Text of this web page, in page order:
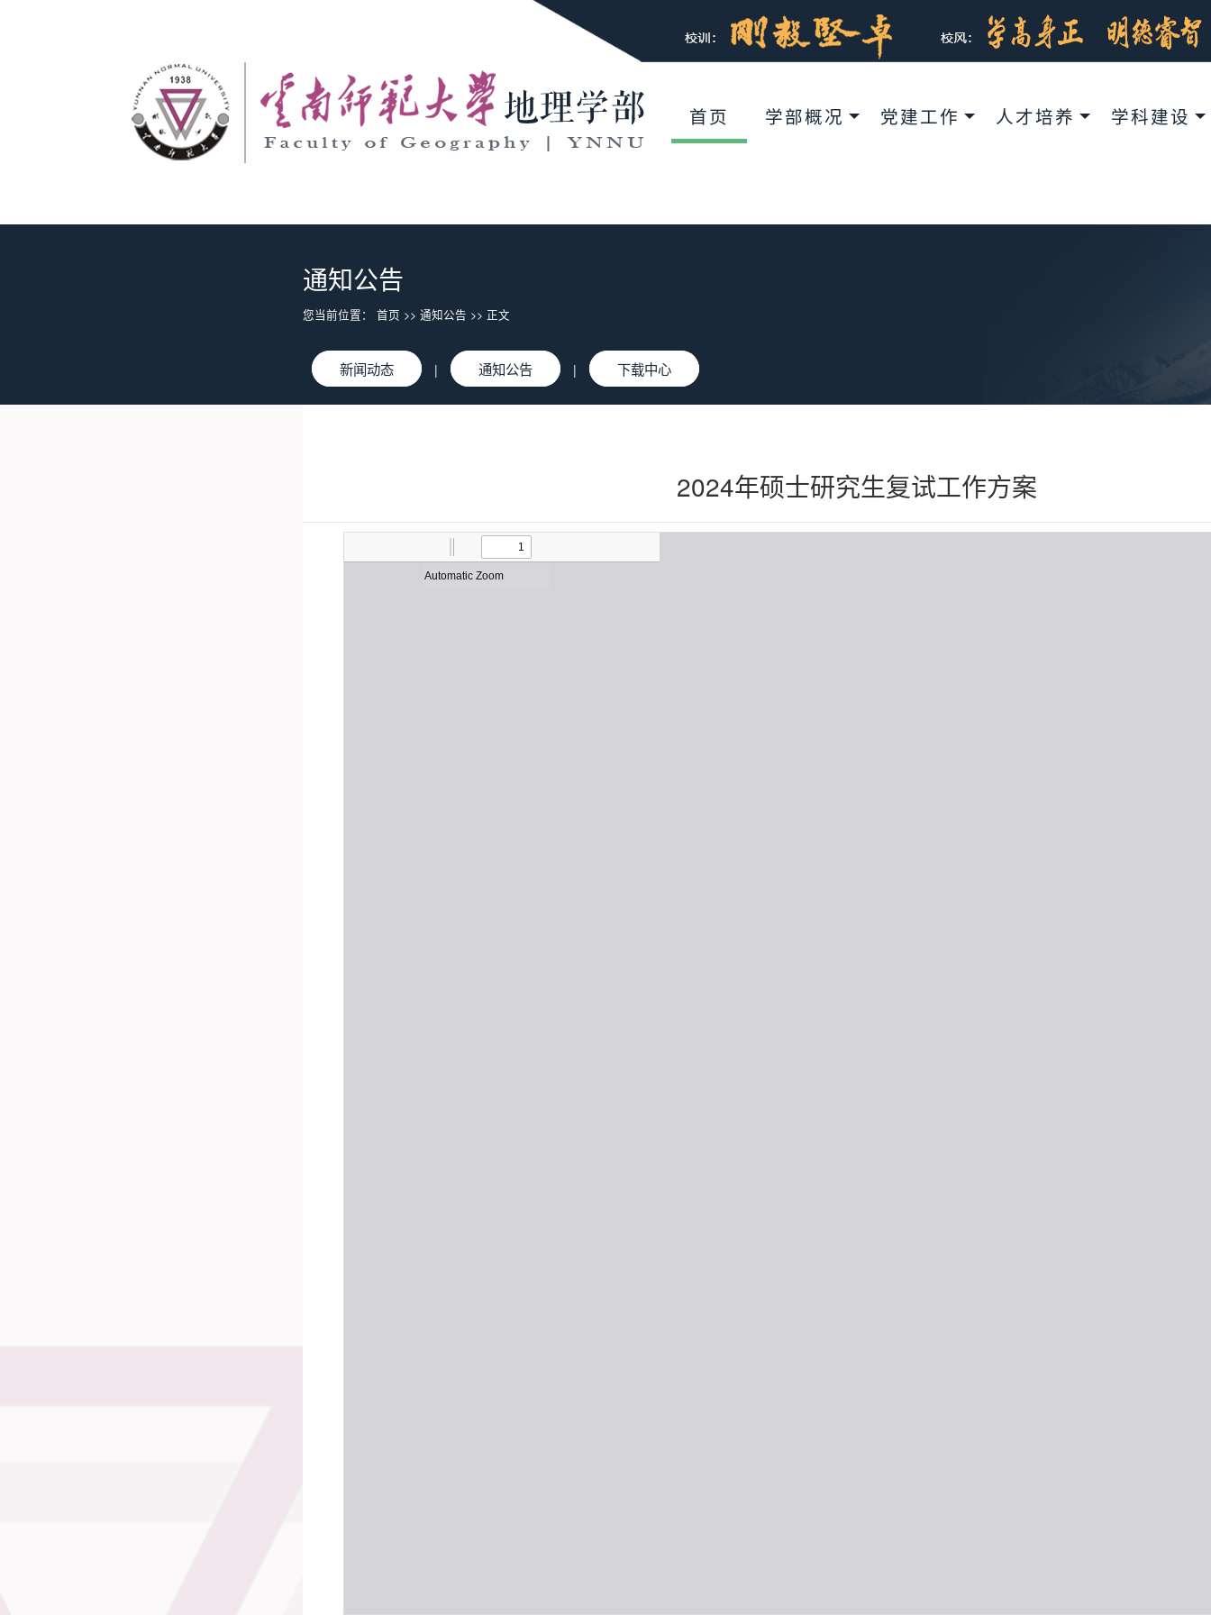
首页 学部概况 党建工作 人才培养 学科建设
通知公告
您当前位置： 首页 >> 通知公告 >> 正文
新闻动态 | 通知公告 | 下载中心
2024年硕士研究生复试工作方案